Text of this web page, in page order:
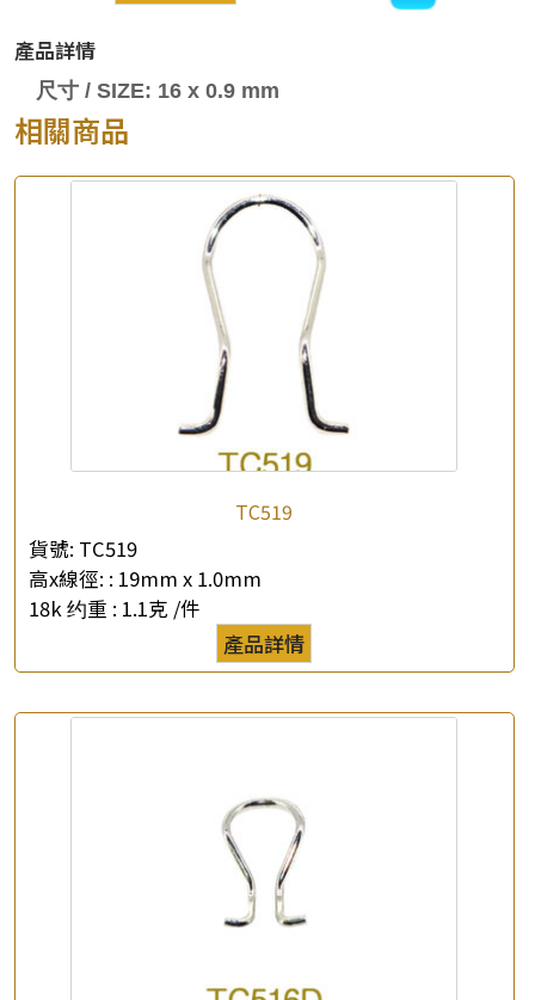
×
*
公司名稱
產品詳情
尺寸 / SIZE: 16 x 0.9 mm
相關商品
TC519
貨號: TC519
高x線徑: : 19mm x 1.0mm
18k 约重 : 1.1克 /件
產品詳情